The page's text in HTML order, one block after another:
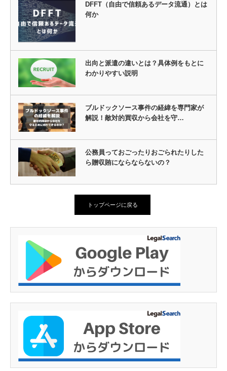
DFFT（自由で信頼あるデータ流通）とは
何か
出向と派遣の違いとは？具体例をもとに
わかりやすい説明
ブルドックソース事件の経緯を専門家が
解説！敵対的買収から会社を守…
公務員っておごったりおごられたりした
ら贈収賄にならならないの？
トップページに戻る